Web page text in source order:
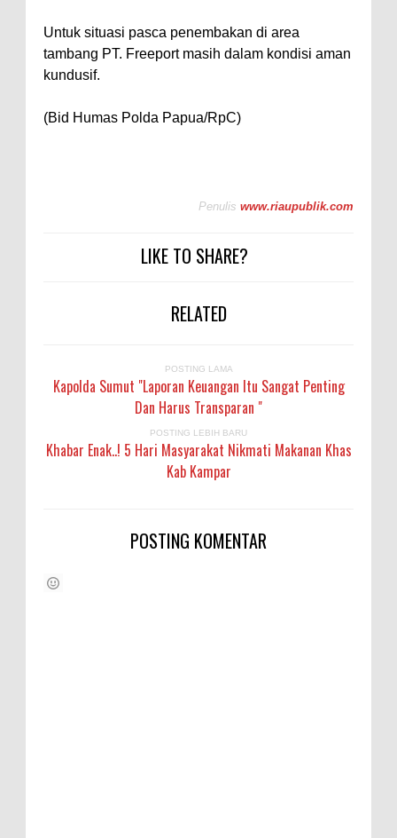
Untuk situasi pasca penembakan di area
tambang PT. Freeport masih dalam kondisi aman
kundusif.
(Bid Humas Polda Papua/RpC)
Penulis www.riaupublik.com
LIKE TO SHARE?
RELATED
POSTING LAMA
Kapolda Sumut "Laporan Keuangan Itu Sangat Penting
Dan Harus Transparan "
POSTING LEBIH BARU
Khabar Enak..! 5 Hari Masyarakat Nikmati Makanan Khas
Kab Kampar
POSTING KOMENTAR